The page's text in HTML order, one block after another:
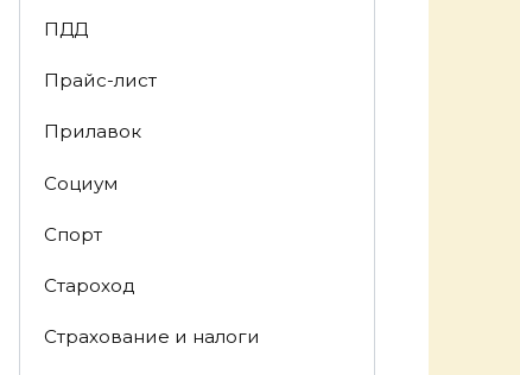
ПДД
Прайс-лист
Прилавок
Социум
Спорт
Староход
Страхование и налоги